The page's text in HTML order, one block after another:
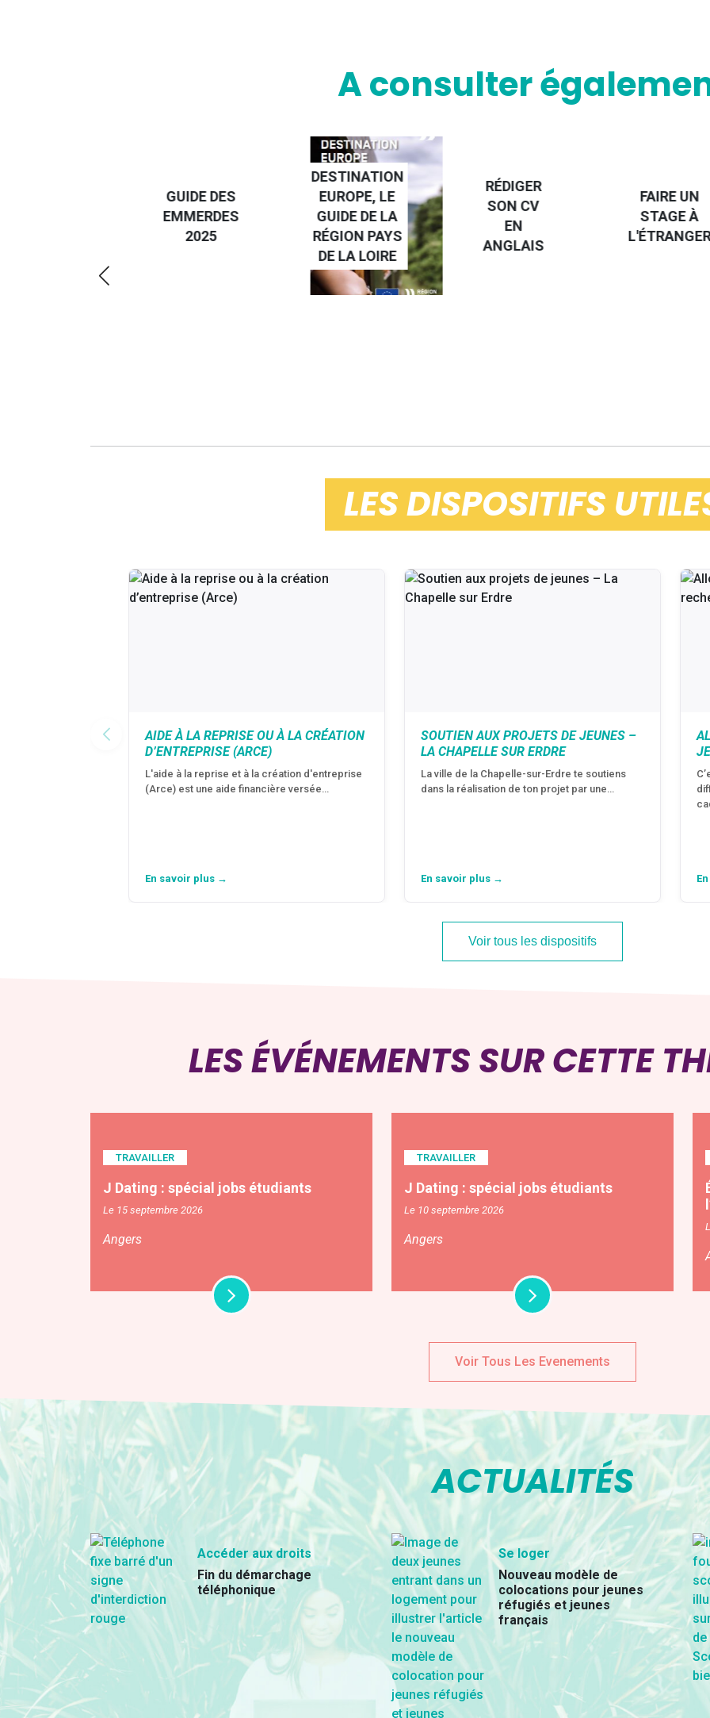
A consulter
GUIDE DES
EMMERDES
2025
DESTINATION
EUROPE, LE
GUIDE DE LA
RÉGION PAYS
DE LA LOIRE
RÉDIGER
SON CV
EN
ANGLAIS
FAIRE UN
STAGE À
LES DISPOSITIFS
AIDE À LA REPRISE OU À LA CRÉATION
D’ENTREPRISE (ARCE)
L'aide à la reprise et à la création d'entreprise
(Arce) est une aide financière versée…
En savoir plus →
SOUTIEN AUX PROJETS DE JEUNES –
LA CHAPELLE SUR ERDRE
La ville de la Chapelle-sur-Erdre te soutiens
dans la réalisation de ton projet par une…
En savoir plus →
Voir tous les dispositifs
LES ÉVÉNEMENTS SUR CETTE
TRAVAILLER
J Dating : spécial jobs étudiants
Le 15 septembre 2026
Angers
TRAVAILLER
J Dating : spécial jobs étudiants
Le 10 septembre 2026
Angers
Voir Tous Les Evenements
ACTUALITÉS
Accéder aux droits
Fin du démarchage
téléphonique
Se loger
Nouveau modèle de
colocations pour jeunes
réfugiés et jeunes
français